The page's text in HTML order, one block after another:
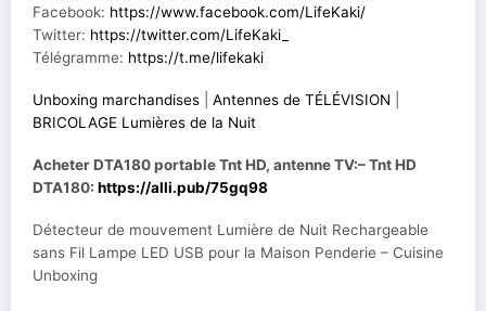
Facebook: https://www.facebook.com/LifeKaki/
Twitter: https://twitter.com/LifeKaki_
Télégramme: https://t.me/lifekaki
Unboxing marchandises Antennes de TÉLÉVISION
BRICOLAGE Lumières de la Nuit
Acheter DTA180 portable Tnt HD, antenne TV:– Tnt HD
DTA180: https://alli.pub/75gq98
Détecteur de mouvement Lumière de Nuit Rechargeable
sans Fil Lampe LED USB pour la Maison Penderie – Cuisine
Unboxing